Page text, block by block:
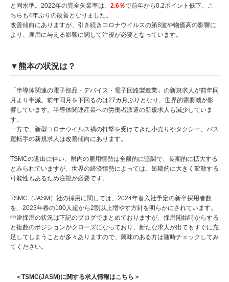
と同水準。2022年の完全失業率は、 2.6％で前年から0.2ポイント低下。こ
ちらも4年ぶりの改善となりました。
改善傾向にありますが、引き続きコロナウイルスの第8波や物価高の影響に
より、雇用に与える影響に関して注視が必要となっています。
▼熊本の状況は？
「半導体関連の電子部品・デバイス・電子回路製造業」の新規求人が前年同
月より半減。前年同月を下回るのは27カ月ぶりとなり、世界的需要減が影
響しています。半導体関連産業への労働者派遣の新規求人も減少していま
す。
一方で、新型コロナウイルス禍の打撃を受けてきた小売りやタクシー、バス
運転手の新規求人は改善傾向にあります。
TSMCの進出に伴い、県内の雇用情勢は全般的に堅調で、長期的に拡大する
とみられていますが、世界の経済情勢によっては、短期的に大きく変動する
可能性もあるため注視が必要です。
TSMC（JASM）社の採用に関しては、2024年春入社予定の新卒採用者数
を、2023年春の100人超から2割以上増やす方針を明らかにされています。
中途採用の状況は下記のブログでまとめておりますが、採用開始時からする
と複数のポジションがクローズになっており、新たな求人が出てもすぐに充
足してしまうことが多々ありますので、興味のある方は随時チェックしてみ
てください。
＜TSMC(JASM)に関する求人情報はこちら＞